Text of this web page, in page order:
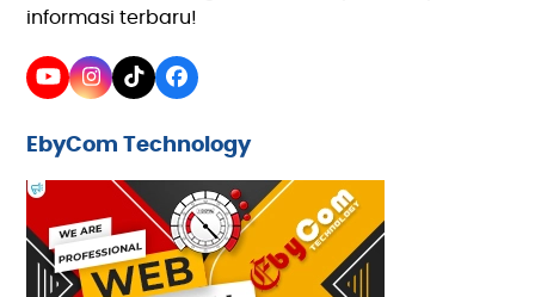
informasi terbaru!
YouTube
Instagram
TiktokFacebook
EbyCom Technology